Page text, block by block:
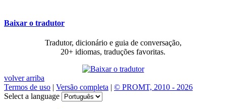
Baixar o tradutor
Tradutor, dicionário e guia de conversação,
20+ idiomas, traduções favoritas.
volver arriba
Termos de uso | Versão completa | © PROMT, 2010 - 2026
Select a language